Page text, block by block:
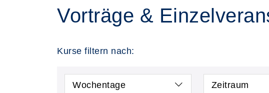
Vorträge &
Kurse filtern nach:
Wochentage Zeitraum